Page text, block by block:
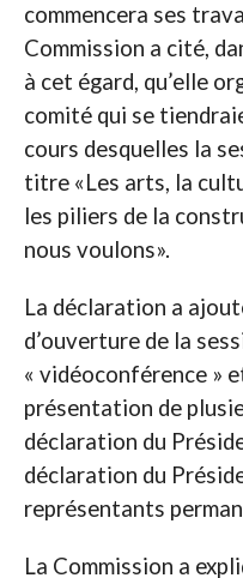
commencera ses
Commission a cité,
à cet égard, qu’elle
comité qui se
cours desquelles la
titre «Les arts, la
les piliers de la
nous voulons».
La déclaration a
d’ouverture de la
« vidéoconférence »
présentation de
déclaration du
déclaration du
représentants
La Commission a